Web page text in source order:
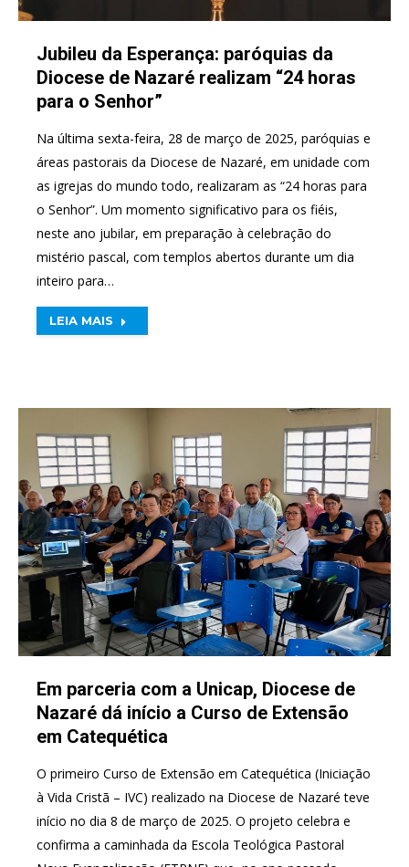
Jubileu da Esperança: paróquias da
Diocese de Nazaré realizam “24 horas
para o Senhor”
Na última sexta-feira, 28 de março de 2025, paróquias e
áreas pastorais da Diocese de Nazaré, em unidade com
as igrejas do mundo todo, realizaram as “24 horas para
o Senhor”. Um momento significativo para os fiéis,
neste ano jubilar, em preparação à celebração do
mistério pascal, com templos abertos durante um dia
inteiro para…
LEIA MAIS
Em parceria com a Unicap, Diocese de
Nazaré dá início a Curso de Extensão
em Catequética
O primeiro Curso de Extensão em Catequética (Iniciação
à Vida Cristã – IVC) realizado na Diocese de Nazaré teve
início no dia 8 de março de 2025. O projeto celebra e
confirma a caminhada da Escola Teológica Pastoral